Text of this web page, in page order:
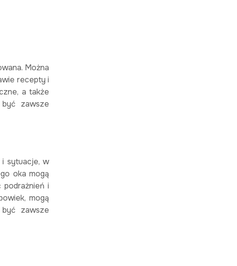
Można
recepty i
a także
zawsze
sytuacje, w
oka mogą
i
mogą
zawsze